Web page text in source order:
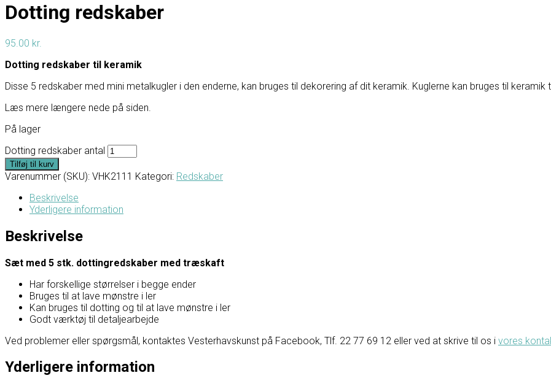
Dotting redskaber
95.00 kr.
Dotting redskaber til keramik
Disse 5 redskaber med mini metalkugler i den enderne, kan bruges til dekorering af dit keramik. Kuglerne kan bruges til keramik
Læs mere længere nede på siden.
På lager
Dotting redskaber antal
Tilføj til kurv
Varenummer (SKU): VHK2111 Kategori: Redskaber
Beskrivelse
Yderligere information
Beskrivelse
Sæt med 5 stk. dottingredskaber med træskaft
Har forskellige størrelser i begge ender
Bruges til at lave mønstre i ler
Kan bruges til dotting og til at lave mønstre i ler
Godt værktøj til detaljearbejde
Ved problemer eller spørgsmål, kontaktes Vesterhavskunst på Facebook, Tlf. 22 77 69 12 eller ved at skrive til os i vores
Yderligere information